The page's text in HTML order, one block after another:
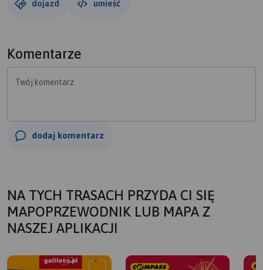
dojazd umieść
Komentarze
Twój komentarz
dodaj komentarz
NA TYCH TRASACH PRZYDA CI SIĘ
MAPOPRZEWODNIK LUB MAPA Z
NASZEJ APLIKACJI